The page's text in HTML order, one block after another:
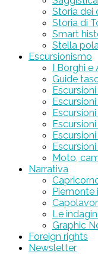
Storia dei
Storia di
Smart
Stella
Escursionismo
I Borghi e
Guide
Moto,
Narrativa
Piemonte
Le
Graphic
Foreign rights
Newsletter